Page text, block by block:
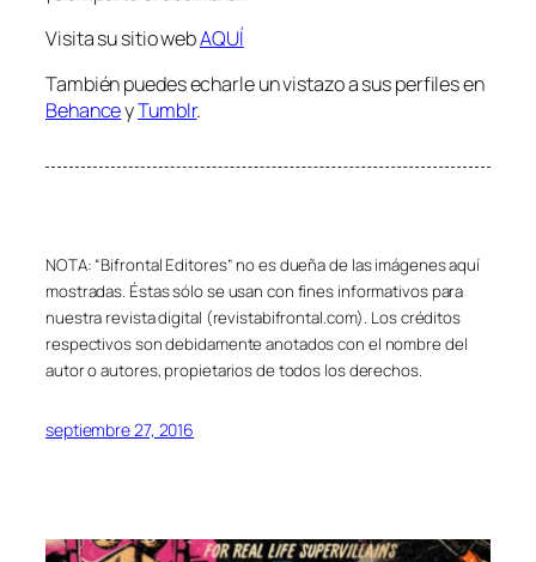
Visita su sitio webAQUÍ
También puedes echarle un vistazo a sus perfiles en
BehanceyTumblr.
NOTA: “Bifrontal Editores” no es dueña de las imágenes aquí
mostradas. Éstas sólo se usan con fines informativos para
nuestra revista digital (revistabifrontal.com). Los créditos
respectivos son debidamente anotados con el nombre del
autor o autores, propietarios de todos los derechos.
septiembre 27, 2016